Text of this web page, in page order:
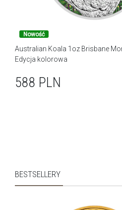
Nowość
Australian Koala 1oz Brisbane
Edycja kolorowa
588 PLN
BESTSELLERY